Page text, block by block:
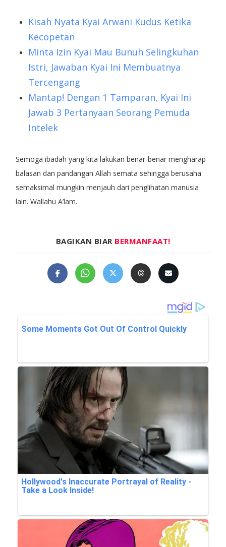
Kisah Nyata Kyai Arwani Kudus Ketika
Kecopetan
Minta Izin Kyai Mau Bunuh Selingkuhan
Istri, Jawaban Kyai Ini Membuatnya
Tercengang
Mantap! Dengan 1 Tamparan, Kyai Ini
Jawab 3 Pertanyaan Seorang Pemuda
Intelek
Semoga ibadah yang kita lakukan benar-benar mengharap
balasan dan pandangan Allah semata sehingga berusaha
semaksimal mungkin menjauh dari penglihatan manusia
lain. Wallahu A’lam.
BAGIKAN BIAR BERMANFAAT!